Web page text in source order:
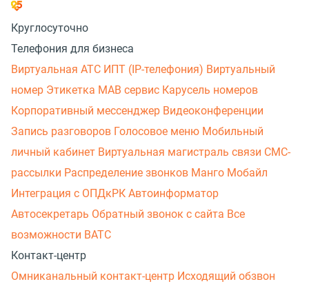
Круглосуточно
Телефония для бизнеса
Виртуальная АТС ИПТ (IP-телефония) Виртуальный
номер Этикетка МАВ сервис Карусель номеров
Корпоративный мессенджер Видеоконференции
Запись разговоров Голосовое меню Мобильный
личный кабинет Виртуальная магистраль связи СМС-
рассылки Распределение звонков Манго Мобайл
Интеграция с ОПДкРК Автоинформатор
Автосекретарь Обратный звонок с сайта Все
возможности ВАТС
Контакт-центр
Омниканальный контакт-центр Исходящий обзвон